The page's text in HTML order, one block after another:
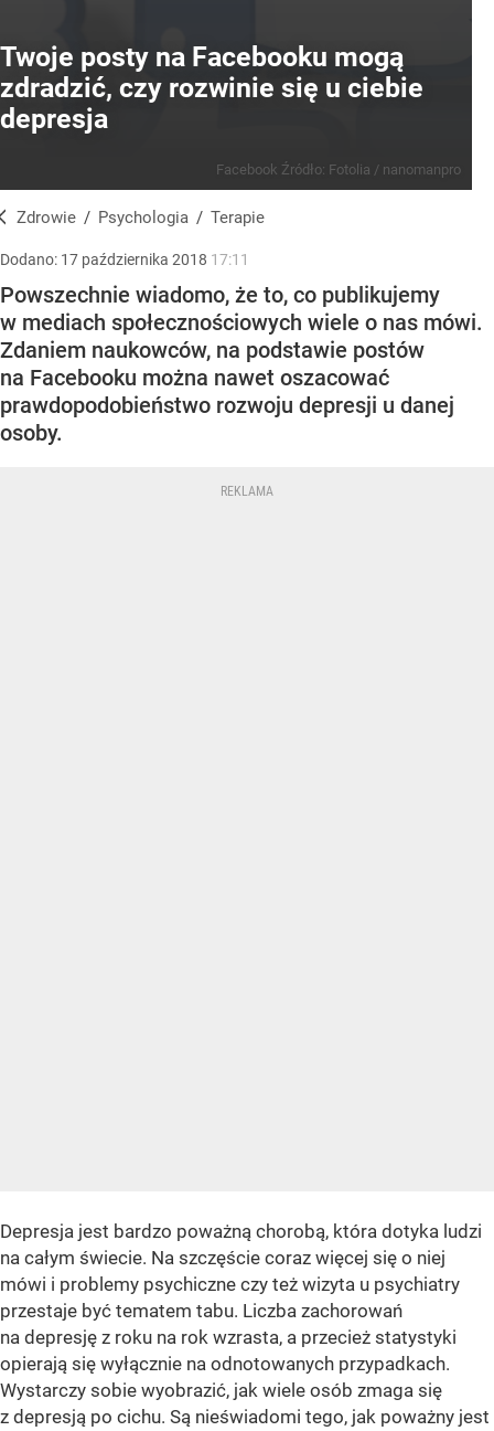
Twoje posty na Facebooku mogą
zdradzić, czy rozwinie się u ciebie
depresja
Facebook Źródło: Fotolia / nanomanpro
Zdrowie / Psychologia / Terapie
Dodano: 17 października 2018 17:11
Powszechnie wiadomo, że to, co publikujemy
w mediach społecznościowych wiele o nas mówi.
Zdaniem naukowców, na podstawie postów
na Facebooku można nawet oszacować
prawdopodobieństwo rozwoju depresji u danej
osoby.
Depresja jest bardzo poważną chorobą, która dotyka ludzi
na całym świecie. Na szczęście coraz więcej się o niej
mówi i problemy psychiczne czy też wizyta u psychiatry
przestaje być tematem tabu. Liczba zachorowań
na depresję z roku na rok wzrasta, a przecież statystyki
opierają się wyłącznie na odnotowanych przypadkach.
Wystarczy sobie wyobrazić, jak wiele osób zmaga się
z depresją po cichu. Są nieświadomi tego, jak poważny jest